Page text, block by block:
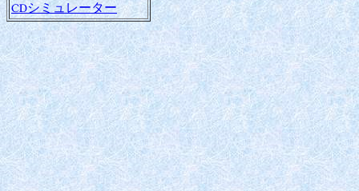
CDシミュレーター